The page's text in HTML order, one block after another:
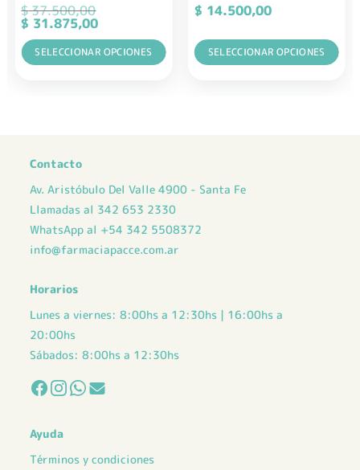
$37.500,00
El
precio
original
era:
$ 37.500,00.
$ 31.875,00El
precio
actual
es:
$ 31.875,00.
SELECCIONAR OPCIONES
Las
se
pueden
elegir
en
la
de
producto
$ 14.500,00
SELECCIONAR OPCIONES
se
elegir
producto
Contacto
Av. Aristóbulo Del Valle 4900 - Santa Fe
Llamadas al 342 653 2330
WhatsApp al +54 342 5508372
info@farmaciapacce.com.ar
Horarios
Lunes a viernes: 8:00hs a 12:30hs | 16:00hs a
20:00hs
Sábados: 8:00hs a 12:30hs
Ayuda
Términos y condiciones